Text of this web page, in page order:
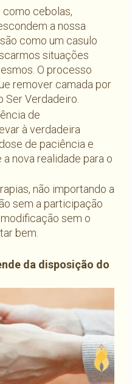
cebolas,
a nossa
como um casulo
situações
O processo
remover camada por
Ser Verdadeiro.
de
à verdadeira
de paciência e
nova realidade para o
não importando a
sem a participação
sem o
bem.
da disposição do